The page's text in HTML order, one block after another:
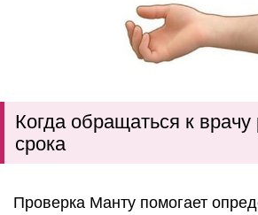
Когда обращаться к
срока
Проверка Манту помогает